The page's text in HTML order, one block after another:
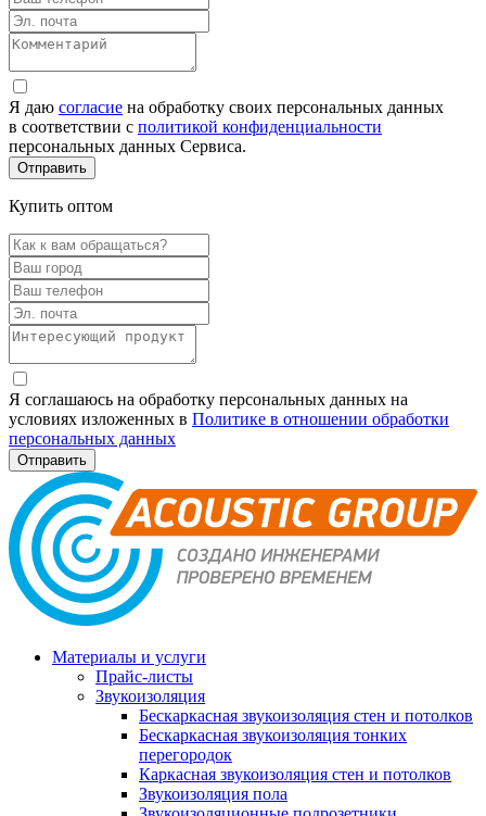
Я даю согласие на обработку своих персональных данных
в соответствии с политикой конфиденциальности
персональных данных Сервиса.
Купить оптом
Я соглашаюсь на обработку персональных данных на
условиях изложенных в Политике в отношении обработки
персональных данных
Материалы и услуги
Прайс-листы
Звукоизоляция
Бескаркасная звукоизоляция стен и потолков
Бескаркасная звукоизоляция тонких
перегородок
Каркасная звукоизоляция стен и потолков
Звукоизоляция пола